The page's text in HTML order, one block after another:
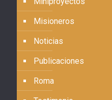
Misioneros
Noticias
Publicaciones
Roma